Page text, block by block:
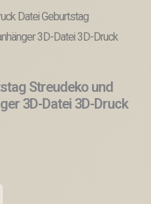
Datei Geburtstag
3D-Datei 3D-Druck
Streudeko und
3D-Datei 3D-Druck